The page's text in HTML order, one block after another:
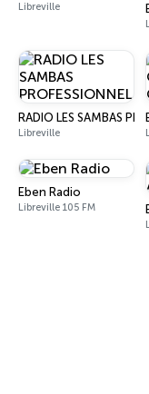
Libreville
RADIO LES SAMBAS
Libreville
Eben Radio
Libreville 105 FM